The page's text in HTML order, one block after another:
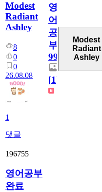
Modest
Radiant
Ashley
8
0
0
26.08.08
1
댓글
영
어
공
부
99
[1]
Modest
Radiant
Ashley
196755
영어공부
완료